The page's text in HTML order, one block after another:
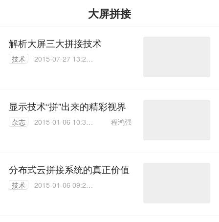
大屏拼接
解析大屏三大拼接技术
技术
2015-07-27 13:20:
显示技术“拼”出来的精彩视界
杂志
2015-01-06 10:33:
程鸿强
分布式云拼接系统的真正价值
技术
2015-01-06 09:29: